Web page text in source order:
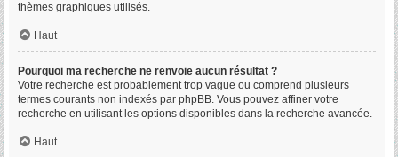
thèmes graphiques utilisés.
Haut
Pourquoi ma recherche ne renvoie aucun résultat ?
Votre recherche est probablement trop vague ou comprend plusieurs
termes courants non indexés par phpBB. Vous pouvez affiner votre
recherche en utilisant les options disponibles dans la recherche avancée.
Haut